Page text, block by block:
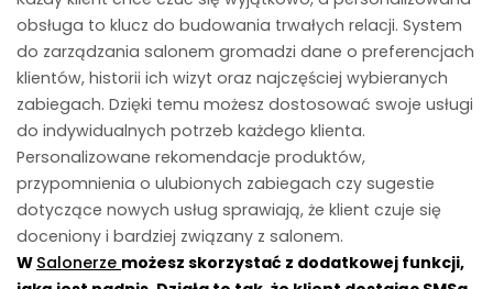
obsługa to klucz do budowania trwałych relacji. System
do zarządzania salonem gromadzi dane o preferencjach
klientów, historii ich wizyt oraz najczęściej wybieranych
zabiegach. Dzięki temu możesz dostosować swoje usługi
do indywidualnych potrzeb każdego klienta.
Personalizowane rekomendacje produktów,
przypomnienia o ulubionych zabiegach czy sugestie
dotyczące nowych usług sprawiają, że klient czuje się
doceniony i bardziej związany z salonem.
W Salonerze możesz skorzystać z dodatkowej funkcji,